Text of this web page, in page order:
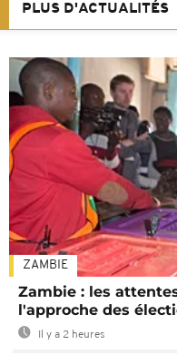
PLUS D'ACTUALITÉS
ZAMBIE
Zambie : les
l'approche des
Il y a 2 heures